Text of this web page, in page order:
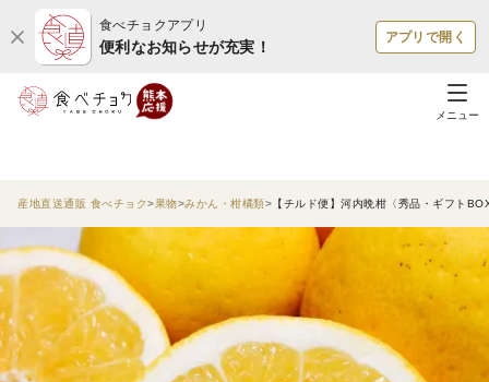
食べチョクアプリ
便利なお知らせが充実！
アプリで開く
メニュー
産地直送通販 食べチョク 果物 みかん・柑橘類 【チルド便】河内晩柑〈秀品・ギフト